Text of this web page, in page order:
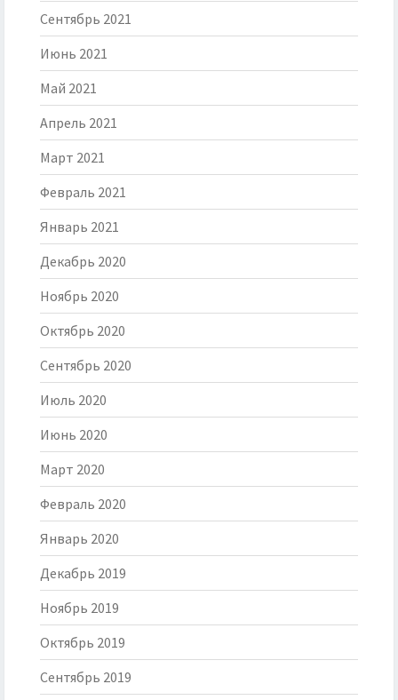
Сентябрь 2021
Июнь 2021
Май 2021
Апрель 2021
Март 2021
Февраль 2021
Январь 2021
Декабрь 2020
Ноябрь 2020
Октябрь 2020
Сентябрь 2020
Июль 2020
Июнь 2020
Март 2020
Февраль 2020
Январь 2020
Декабрь 2019
Ноябрь 2019
Октябрь 2019
Сентябрь 2019